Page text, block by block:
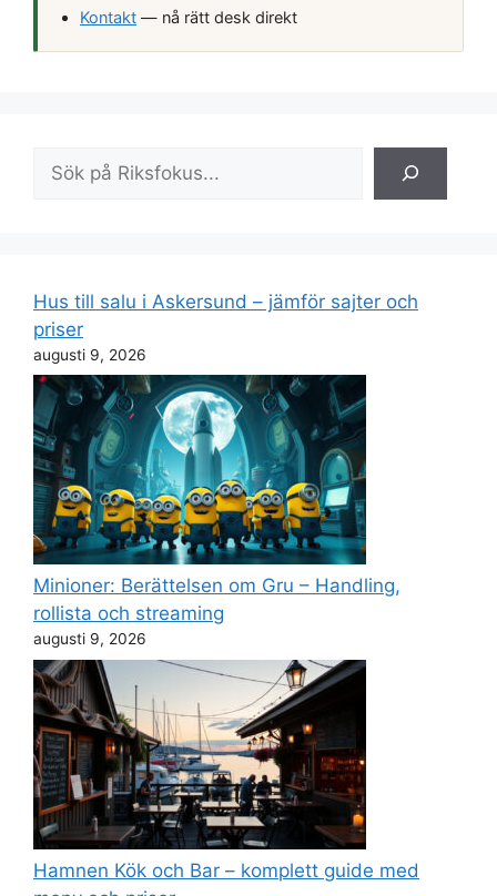
Kontakt — nå rätt desk direkt
Hus till salu i Askersund – jämför sajter och
priser
augusti 9, 2026
Minioner: Berättelsen om Gru – Handling,
rollista och streaming
augusti 9, 2026
Hamnen Kök och Bar – komplett guide med